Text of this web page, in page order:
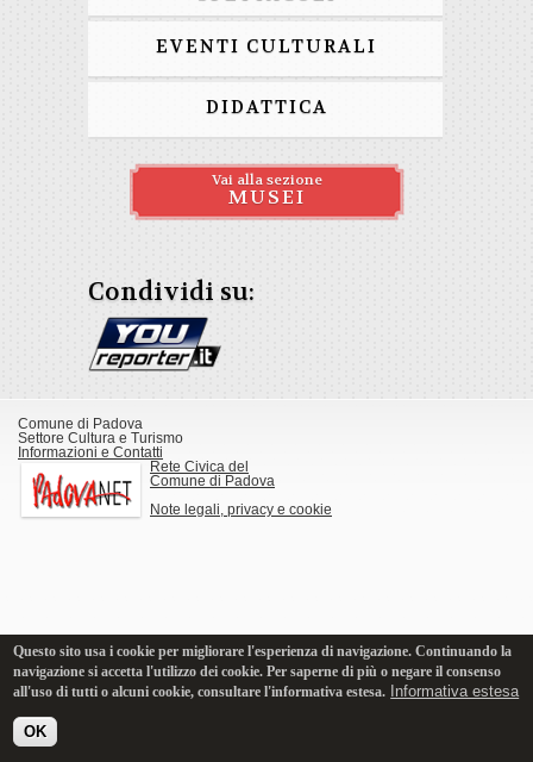
EVENTI CULTURALI
DIDATTICA
Vai alla sezione
MUSEI
Condividi su:
Comune di Padova
Settore Cultura e Turismo
Informazioni e Contatti
Rete Civica del
Comune di Padova
Note legali, privacy e cookie
Questo sito usa i cookie per migliorare l'esperienza di navigazione. Continuando la
navigazione si accetta l'utilizzo dei cookie. Per saperne di più o negare il consenso
all'uso di tutti o alcuni cookie, consultare l'informativa estesa. Informativa estesa
OK